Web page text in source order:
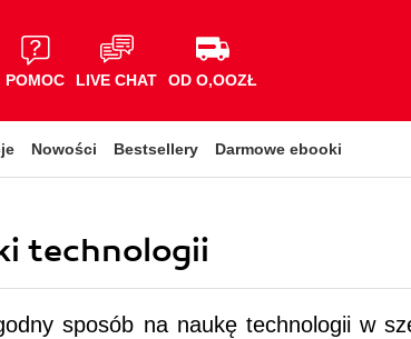
POMOC LIVE CHAT OD O,OOZŁ
Nowości Bestsellery Darmowe ebooki
technologii
sposób na naukę technologii w